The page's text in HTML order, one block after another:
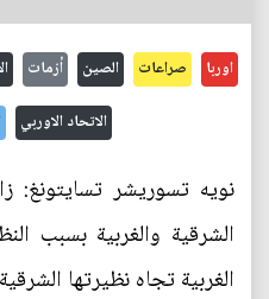
اوربا صراعات الصين أزمات
الاتحاد الاوربي
نويه تسوريشر تسايتونغ:
الشرقية والغربية بسبب
الغربية تجاه نظيرتها